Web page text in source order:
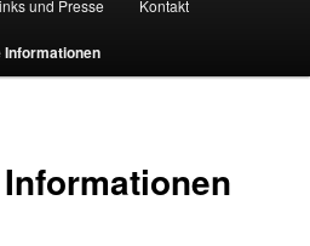
und Presse Kontakt
Informationen